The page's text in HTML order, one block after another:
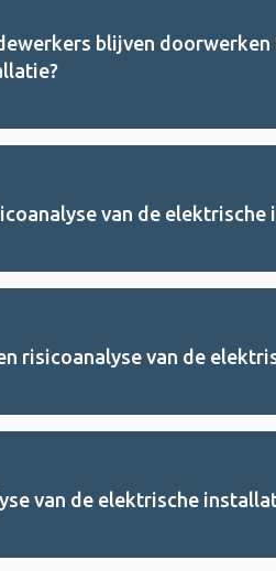
blijven
van de elektrische
risicoanalyse van de
van de elektrische